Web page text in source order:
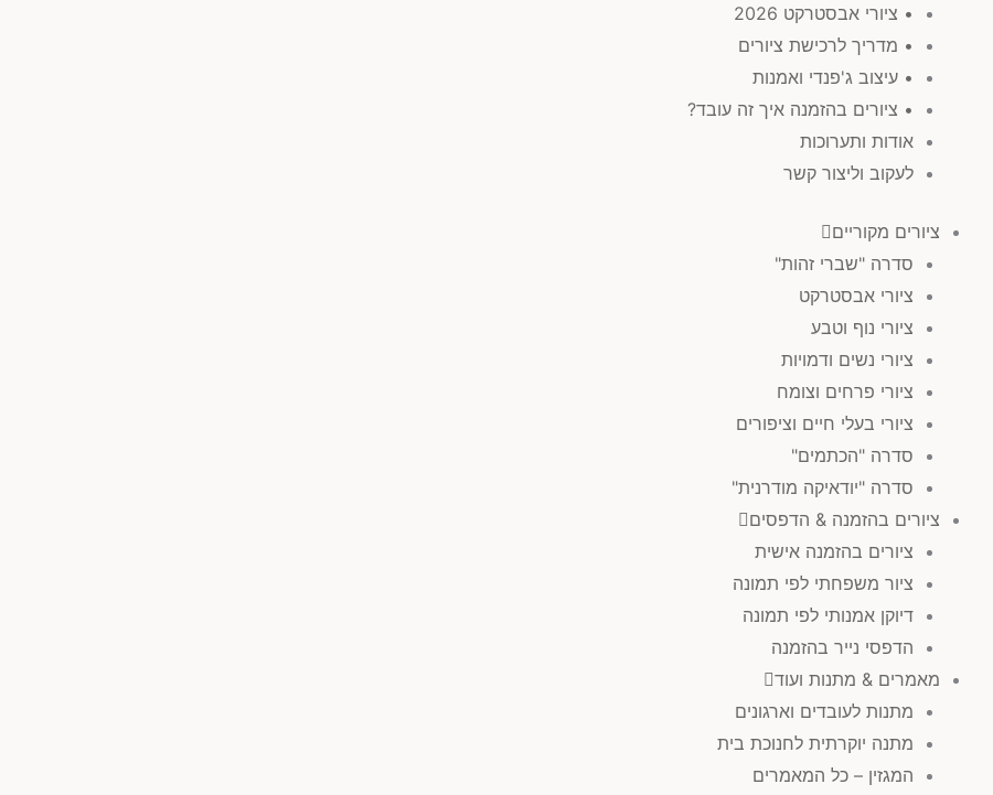
• ציורי אבסטרקט 2026
• מדריך לרכישת ציורים
• עיצוב ג'פנדי ואמנות
• ציורים בהזמנה איך זה עובד?
אודות ותערוכות
לעקוב וליצור קשר
ציורים מקוריים
סדרה "שברי זהות"
ציורי אבסטרקט
ציורי נוף וטבע
ציורי נשים ודמויות
ציורי פרחים וצומח
ציורי בעלי חיים וציפורים
סדרה "הכתמים"
סדרה "יודאיקה מודרנית"
ציורים בהזמנה & הדפסים
ציורים בהזמנה אישית
ציור משפחתי לפי תמונה
דיוקן אמנותי לפי תמונה
הדפסי נייר בהזמנה
מאמרים & מתנות ועוד
מתנות לעובדים וארגונים
מתנה יוקרתית לחנוכת בית
המגזין – כל המאמרים